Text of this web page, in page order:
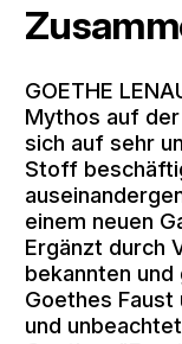
GOETHE
Mythos auf
sich auf sehr
Stoff
einem neuen
Ergänzt durch
bekannten
Goethes Faust
und